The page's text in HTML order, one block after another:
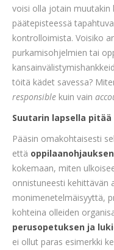
voisi olla jotain muutakin
päätepisteessä
kontrolloimista. Voisiko
purkamisohjelmien tai
töitä kädet savessa?
responsible kuin vain
Suutarin lapsella
Pääsin omakohtaisesti
että
kokemaan, miten
onnistuneesti kehittävän
monimenetelmäisyyttä,
kohteina olleiden
perusopetuksen ja
ei ollut paras esimerkki